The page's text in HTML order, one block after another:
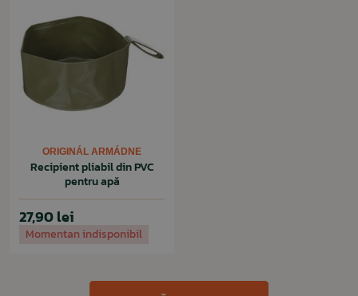
ORIGINÁL ARMÁDNE
Recipient pliabil din PVC
pentru apă
27,90 lei
Momentan indisponibil